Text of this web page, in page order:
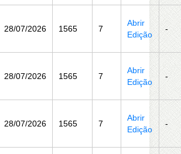
28/07/2026 1565 7
Abrir
Edição
-
28/07/2026 1565 7
Abrir
Edição
-
28/07/2026 1565 7
Abrir
Edição
-